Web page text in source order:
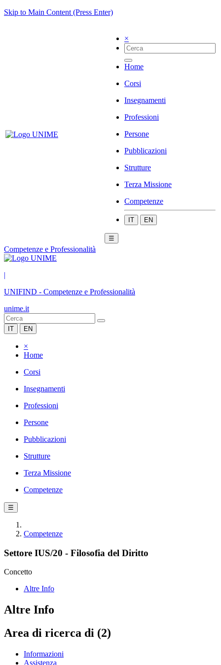
Skip to Main Content (Press Enter)
×
Home
Corsi
Insegnamenti
Professioni
Persone
Pubblicazioni
Strutture
Terza Missione
Competenze
IT EN
☰
Competenze e Professionalità
|
UNIFIND - Competenze e Professionalità
unime.it
IT EN
×
Home
Corsi
Insegnamenti
Professioni
Persone
Pubblicazioni
Strutture
Terza Missione
Competenze
☰
Competenze
Settore IUS/20 - Filosofia del Diritto
Concetto
Altre Info
Altre Info
Area di ricerca di (2)
Informazioni
Assistenza